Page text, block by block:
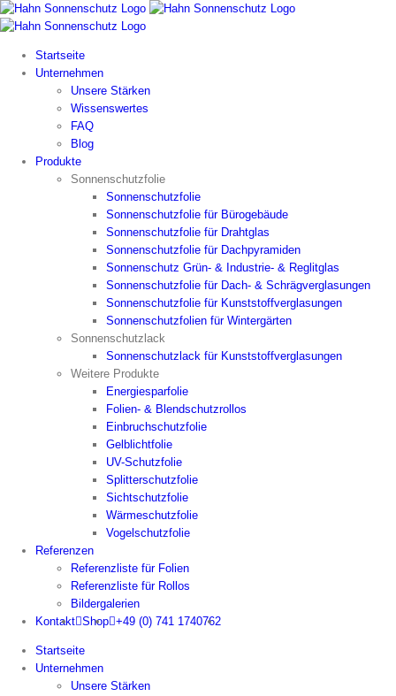
Zum
Inhalt
Startseite
Unternehmen
Unsere Stärken
Wissenswertes
FAQ
Blog
Produkte
Sonnenschutzfolie
Sonnenschutzfolie
Sonnenschutzfolie für Bürogebäude
Sonnenschutzfolie für Drahtglas
Sonnenschutzfolie für Dachpyramiden
Sonnenschutz Grün- & Industrie- & Reglitglas
Sonnenschutzfolie für Dach- & Schrägverglasungen
Sonnenschutzfolie für Kunststoffverglasungen
Sonnenschutzfolien für Wintergärten
Sonnenschutzlack
Sonnenschutzlack für Kunststoffverglasungen
Weitere Produkte
Energiesparfolie
Folien- & Blendschutzrollos
Einbruchschutzfolie
Gelblichtfolie
UV-Schutzfolie
Splitterschutzfolie
Sichtschutzfolie
Wärmeschutzfolie
Vogelschutzfolie
Referenzen
Referenzliste für Folien
Referenzliste für Rollos
Bildergalerien
Kontakt Shop +49 (0) 741 1740762
Startseite
Unternehmen
Unsere Stärken